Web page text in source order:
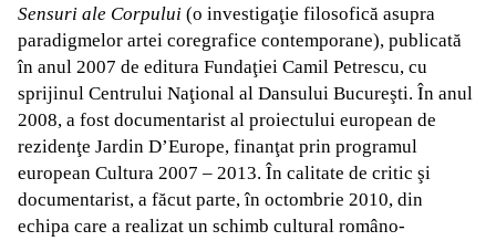
Sensuri ale Corpului (o investigaţie filosofică asupra
paradigmelor artei coregrafice contemporane), publicată
în anul 2007 de editura Fundaţiei Camil Petrescu, cu
sprijinul Centrului Naţional al Dansului Bucureşti. În anul
2008, a fost documentarist al proiectului european de
rezidenţe Jardin D’Europe, finanţat prin programul
european Cultura 2007 – 2013. În calitate de critic şi
documentarist, a făcut parte, în octombrie 2010, din
echipa care a realizat un schimb cultural româno-